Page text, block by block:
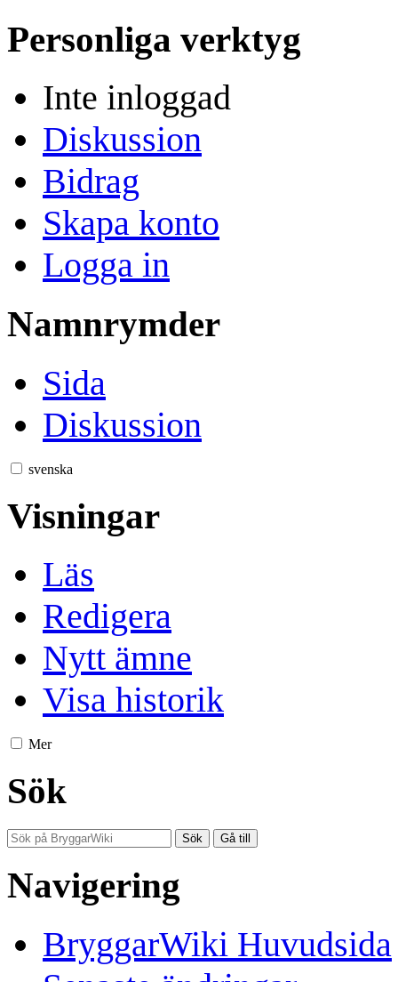
Personliga verktyg
Inte inloggad
Diskussion
Bidrag
Skapa konto
Logga in
Namnrymder
Sida
Diskussion
svenska
Visningar
Läs
Redigera
Nytt ämne
Visa historik
Mer
Sök
Navigering
BryggarWiki Huvudsida